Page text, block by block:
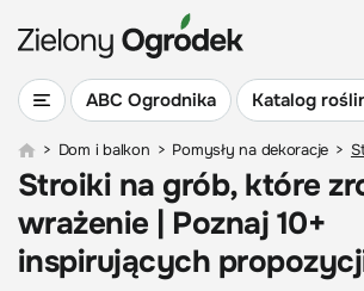
ABC Ogrodnika Katalog
> Dom i balkon > Pomysły na dekoracje >
Stroiki na grób, które
wrażenie | Poznaj 10+
inspirujących